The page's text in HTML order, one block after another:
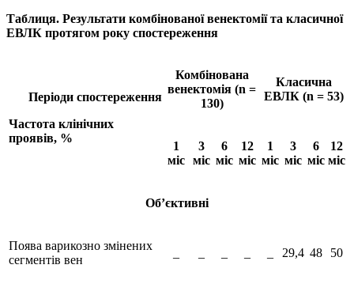
Таблиця. Результати комбінованої венектомії та класичної
ЕВЛК протягом року спостереження
Періоди спостереження
Частота клінічних
проявів, %
Комбінована
венектомія (n =
130)
Класична
ЕВЛК (n = 53)
1
міс
3
міс
6
міс
12
міс
1
міс
3
міс
6
міс
12
міс
Об’єктивні
Поява варикозно змінених
сегментів вен
29,4 48 50